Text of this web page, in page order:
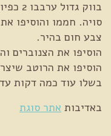
סויה. חממו והוסיפו
צבע חום בהיר.
הוסיפו את הצנוברים
הוסיפו את הרוטב
בשלו עוד כמה דקות
באדיבות אתר סוגת